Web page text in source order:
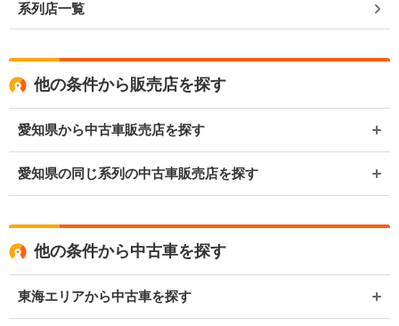
系列店一覧
他の条件から販売店を探す
愛知県から中古車販売店を探す
愛知県の同じ系列の中古車販売店を探す
他の条件から中古車を探す
東海エリアから中古車を探す